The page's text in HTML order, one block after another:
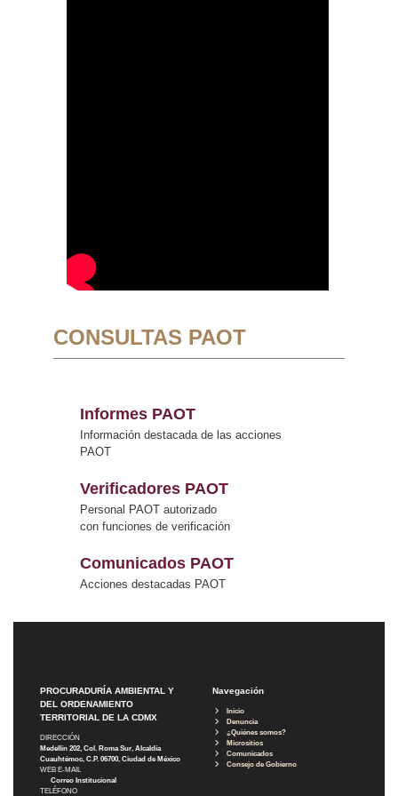
CONSULTAS PAOT
Informes PAOT
Información destacada de las acciones
PAOT
Verificadores PAOT
Personal PAOT autorizado
con funciones de verificación
Comunicados PAOT
Acciones destacadas PAOT
PROCURADURÍA AMBIENTAL Y
DEL ORDENAMIENTO
TERRITORIAL DE LA CDMX
DIRECCIÓN
Medellín 202, Col. Roma Sur, Alcaldía
Cuauhtémoc, C.P. 06700, Ciudad de México
WEB E-MAIL
Correo Institucional
TELÉFONO
Navegación
Inicio
Denuncia
¿Quiénes somos?
Micrositios
Comunicados
Consejo de Gobierno